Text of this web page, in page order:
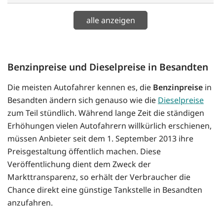
alle anzeigen
Benzinpreise und Dieselpreise in Besandten
Die meisten Autofahrer kennen es, die Benzinpreise in
Besandten ändern sich genauso wie die Dieselpreise
zum Teil stündlich. Während lange Zeit die ständigen
Erhöhungen vielen Autofahrern willkürlich erschienen,
müssen Anbieter seit dem 1. September 2013 ihre
Preisgestaltung öffentlich machen. Diese
Veröffentlichung dient dem Zweck der
Markttransparenz, so erhält der Verbraucher die
Chance direkt eine günstige Tankstelle in Besandten
anzufahren.